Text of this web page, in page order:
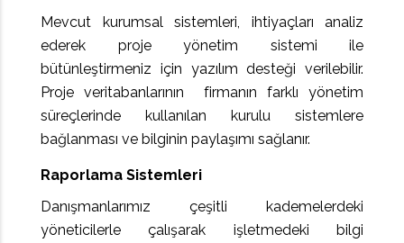
Mevcut kurumsal sistemleri, ihtiyaçları analiz
ederek proje yönetim sistemi ile
bütünleştirmeniz için yazılım desteği verilebilir.
Proje veritabanlarının firmanın farklı yönetim
süreçlerinde kullanılan kurulu sistemlere
bağlanması ve bilginin paylaşımı sağlanır.
Raporlama Sistemleri
Danışmanlarımız çeşitli kademelerdeki
yöneticilerle çalışarak işletmedeki bilgi